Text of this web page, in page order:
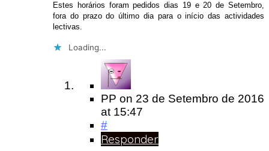
Estes horários foram pedidos dias 19 e 20 de Setembro,
fora do prazo do último dia para o início das actividades
lectivas.
Loading...
PP on 23 de Setembro de 2016
at 15:47
#
Responder